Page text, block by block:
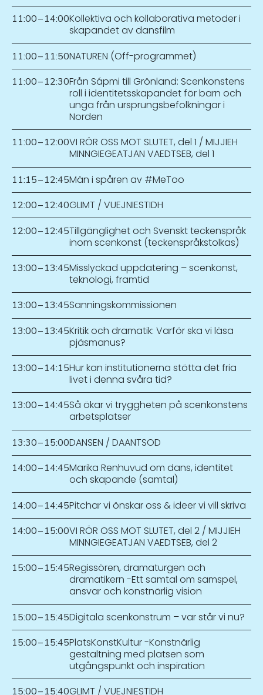
11:00–14:00Kollektiva och kollaborativa metoder i
skapandet av dansfilm
11:00–11:50NATUREN (Off-programmet)
11:00–12:30Från Sápmi till Grönland: Scenkonstens
roll i identitetsskapandet för barn och
unga från ursprungsbefolkningar i
Norden
11:00–12:00VI RÖR OSS MOT SLUTET, del 1 / MIJJIEH
MINNGIEGEATJAN VAEDTSEB, del 1
11:15–12:45Män i spåren av #MeToo
12:00–12:40GLIMT / VUEJNIESTIDH
12:00–12:45Tillgänglighet och Svenskt teckenspråk
inom scenkonst (teckenspråkstolkas)
13:00–13:45Misslyckad uppdatering – scenkonst,
teknologi, framtid
13:00–13:45Sanningskommissionen
13:00–13:45Kritik och dramatik: Varför ska vi läsa
pjäsmanus?
13:00–14:15Hur kan institutionerna stötta det fria
livet i denna svåra tid?
13:00–14:45Så ökar vi tryggheten på scenkonstens
arbetsplatser
13:30–15:00DANSEN / DAANTSOD
14:00–14:45Marika Renhuvud om dans, identitet
och skapande (samtal)
14:00–14:45Pitchar vi önskar oss & ideer vi vill skriva
14:00–15:00VI RÖR OSS MOT SLUTET, del 2 / MIJJIEH
MINNGIEGEATJAN VAEDTSEB, del 2
15:00–15:45Regissören, dramaturgen och
dramatikern -Ett samtal om samspel,
ansvar och konstnärlig vision
15:00–15:45Digitala scenkonstrum – var står vi nu?
15:00–15:45PlatsKonstKultur -Konstnärlig
gestaltning med platsen som
utgångspunkt och inspiration
15:00–15:40GLIMT / VUEJNIESTIDH